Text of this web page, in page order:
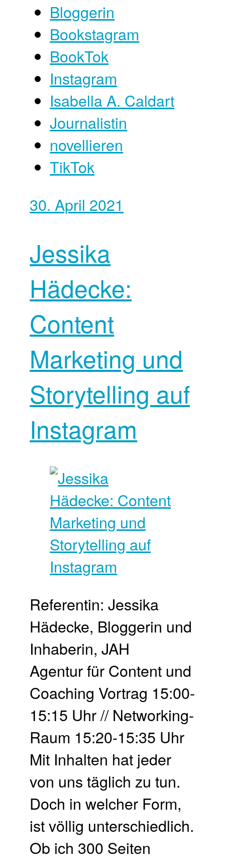
Bloggerin
Bookstagram
BookTok
Instagram
Isabella A. Caldart
Journalistin
novellieren
TikTok
30. April 2021
Jessika
Hädecke:
Content
Marketing und
Storytelling auf
Instagram
Referentin: Jessika
Hädecke, Bloggerin und
Inhaberin, JAH
Agentur für Content und
Coaching Vortrag 15:00-
15:15 Uhr // Networking-
Raum 15:20-15:35 Uhr
Mit Inhalten hat jeder
von uns täglich zu tun.
Doch in welcher Form,
ist völlig unterschiedlich.
Ob ich 300 Seiten